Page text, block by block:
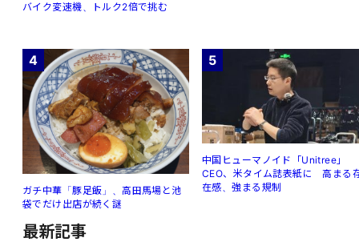
バイク変速機、トルク2倍で挑む
4
ガチ中華「豚足飯」、高田馬場と池
袋でだけ出店が続く謎
5
中国ヒューマノイド「Unitree」
CEO、米タイム誌表紙に 高まる
在感、強まる規制
最新記事